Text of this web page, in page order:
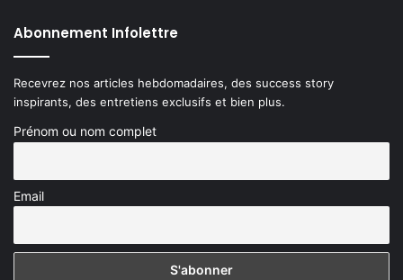
Abonnement Infolettre
Recevrez nos articles hebdomadaires, des success story
inspirants, des entretiens exclusifs et bien plus.
Prénom ou nom complet
Email